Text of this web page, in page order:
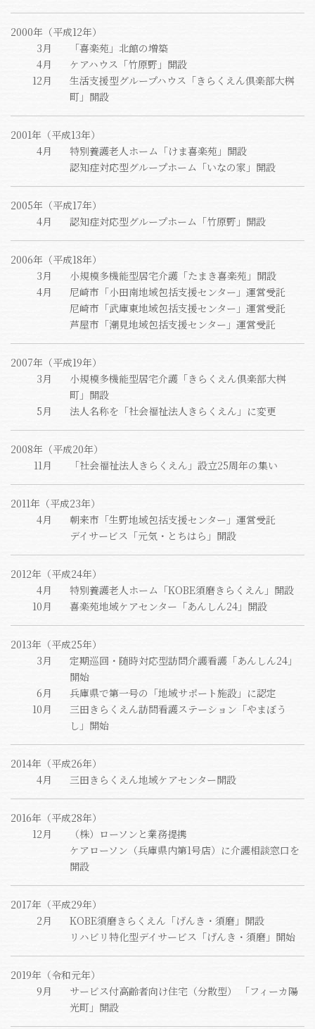
2000年（平成12年）
3月
「喜楽苑」北館の増築
4月
ケアハウス「竹原野」開設
12月
生活支援型グループハウス「きらくえん倶楽部大桝
町」開設
2001年（平成13年）
4月
特別養護老人ホーム「けま喜楽苑」開設
認知症対応型グループホーム「いなの家」開設
2005年（平成17年）
4月
認知症対応型グループホーム「竹原野」開設
2006年（平成18年）
3月
小規模多機能型居宅介護「たまき喜楽苑」開設
4月
尼崎市「小田南地域包括支援センター」運営受託
尼崎市「武庫東地域包括支援センター」運営受託
芦屋市「潮見地域包括支援センター」運営受託
2007年（平成19年）
3月
小規模多機能型居宅介護「きらくえん倶楽部大桝
町」開設
5月
法人名称を「社会福祉法人きらくえん」に変更
2008年（平成20年）
11月
「社会福祉法人きらくえん」設立25周年の集い
2011年（平成23年）
4月
朝来市「生野地域包括支援センター」運営受託
デイサービス「元気・とちはら」開設
2012年（平成24年）
4月
特別養護老人ホーム「KOBE須磨きらくえん」開設
10月
喜楽苑地域ケアセンター「あんしん24」開設
2013年（平成25年）
3月
定期巡回・随時対応型訪問介護看護「あんしん24」
開始
6月
兵庫県で第一号の「地域サポート施設」に認定
10月
三田きらくえん訪問看護ステーション「やまぼう
し」開始
2014年（平成26年）
4月
三田きらくえん地域ケアセンター開設
2016年（平成28年）
12月
（株）ローソンと業務提携
ケアローソン（兵庫県内第1号店）に介護相談窓口を
開設
2017年（平成29年）
2月
KOBE須磨きらくえん「げんき・須磨」開設
リハビリ特化型デイサービス「げんき・須磨」開始
2019年（令和元年）
9月
サービス付高齢者向け住宅（分散型） 「フィーカ陽
光町」開設